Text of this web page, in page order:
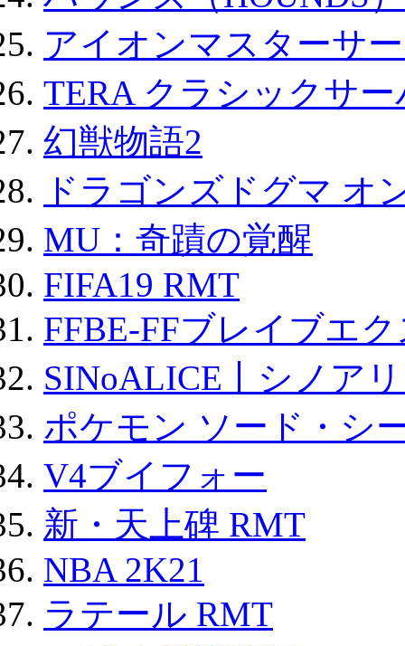
アイオンマスターサ
TERA クラシックサ
幻獣物語2
ドラゴンズドグマ オ
MU：奇蹟の覚醒
FIFA19 RMT
FFBE-FFブレイブエ
SINoALICE丨シノア
ポケモン ソード・シ
V4ブイフォー
新・天上碑 RMT
NBA 2K21
ラテール RMT